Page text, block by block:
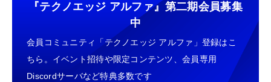
『テクノエッジ アルファ』 第二期会員募集
中
会員コミュニティ「テクノエッジ アルファ」登録はこ
ちら。イベント招待や限定コンテンツ、会員専用
Discordサーバなど特典多数です